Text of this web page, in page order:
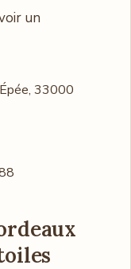
un
33000